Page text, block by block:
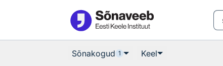
Sõnakogud 1 Keel